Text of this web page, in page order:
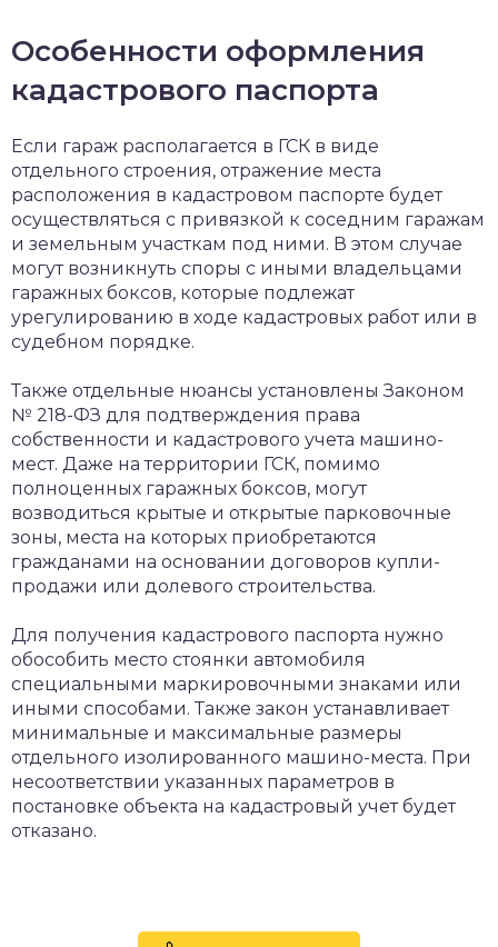
Особенности оформления
кадастрового паспорта
Если гараж располагается в ГСК в виде
отдельного строения, отражение места
расположения в кадастровом паспорте будет
осуществляться с привязкой к соседним гаражам
и земельным участкам под ними. В этом случае
могут возникнуть споры с иными владельцами
гаражных боксов, которые подлежат
урегулированию в ходе кадастровых работ или в
судебном порядке.
Также отдельные нюансы установлены Законом
№ 218-ФЗ для подтверждения права
собственности и кадастрового учета машино-
мест. Даже на территории ГСК, помимо
полноценных гаражных боксов, могут
возводиться крытые и открытые парковочные
зоны, места на которых приобретаются
гражданами на основании договоров купли-
продажи или долевого строительства.
Для получения кадастрового паспорта нужно
обособить место стоянки автомобиля
специальными маркировочными знаками или
иными способами. Также закон устанавливает
минимальные и максимальные размеры
отдельного изолированного машино-места. При
несоответствии указанных параметров в
постановке объекта на кадастровый учет будет
отказано.